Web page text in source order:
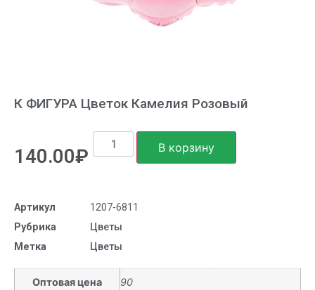
К ФИГУРА Цветок Камелия Розовый
140.00₽ В корзину
Артикул
1207-6811
Рубрика
Цветы
Метка
Цветы
Оптовая цена 90